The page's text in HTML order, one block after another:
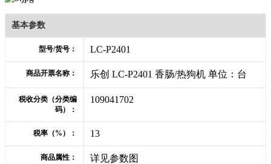
基本参数
型号/货号： LC-P2401
商品开票名称： 乐创 LC-P2401 香肠/热狗机 单位：台
税收分类（分类编
码）：
109041702
税率（%）： 13
商品属性： 详见参数图